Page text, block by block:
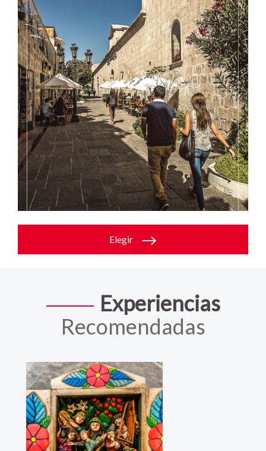
Elegir
Experiencias
Recomendadas